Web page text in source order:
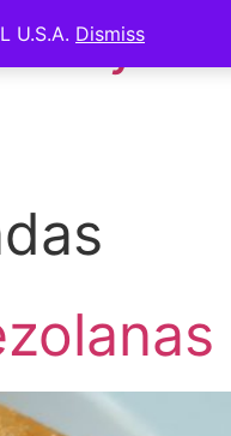
U.S.A. Dismiss